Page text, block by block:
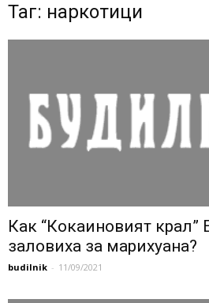
Таг: наркотици
Как “Кокаиновият крал”
заловиха за марихуана?
budilnik - 11/09/2021